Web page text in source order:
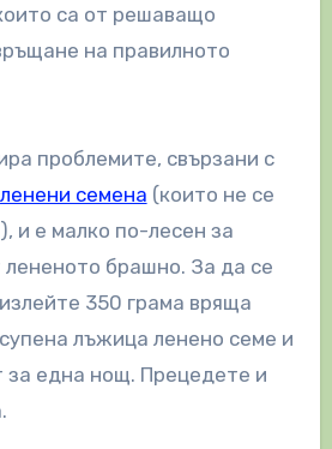
са от решаващо
на правилното
проблемите, свързани с
ленени семена (които не се
и е малко по-лесен за
брашно. За да се
350 грама вряща
лъжица ленено семе и
за една нощ. Прецедете и